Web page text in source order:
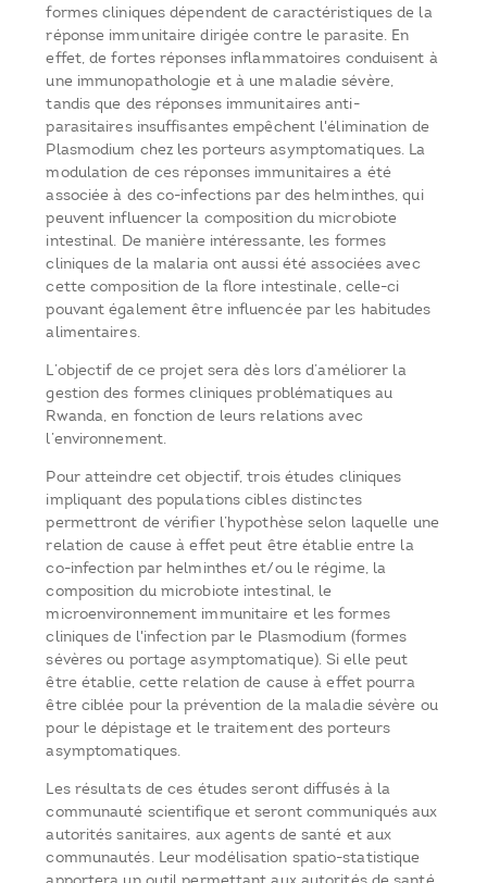
formes cliniques dépendent de caractéristiques de la
réponse immunitaire dirigée contre le parasite. En
effet, de fortes réponses inflammatoires conduisent à
une immunopathologie et à une maladie sévère,
tandis que des réponses immunitaires anti-
parasitaires insuffisantes empêchent l'élimination de
Plasmodium chez les porteurs asymptomatiques. La
modulation de ces réponses immunitaires a été
associée à des co-infections par des helminthes, qui
peuvent influencer la composition du microbiote
intestinal. De manière intéressante, les formes
cliniques de la malaria ont aussi été associées avec
cette composition de la flore intestinale, celle-ci
pouvant également être influencée par les habitudes
alimentaires.
L’objectif de ce projet sera dès lors d’améliorer la
gestion des formes cliniques problématiques au
Rwanda, en fonction de leurs relations avec
l’environnement.
Pour atteindre cet objectif, trois études cliniques
impliquant des populations cibles distinctes
permettront de vérifier l’hypothèse selon laquelle une
relation de cause à effet peut être établie entre la
co-infection par helminthes et/ou le régime, la
composition du microbiote intestinal, le
microenvironnement immunitaire et les formes
cliniques de l'infection par le Plasmodium (formes
sévères ou portage asymptomatique). Si elle peut
être établie, cette relation de cause à effet pourra
être ciblée pour la prévention de la maladie sévère ou
pour le dépistage et le traitement des porteurs
asymptomatiques.
Les résultats de ces études seront diffusés à la
communauté scientifique et seront communiqués aux
autorités sanitaires, aux agents de santé et aux
communautés. Leur modélisation spatio-statistique